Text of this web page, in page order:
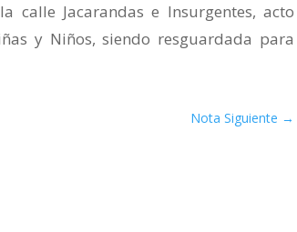
Jacarandas e Insurgentes, acto
y Niños, siendo resguardada para
Nota Siguiente →